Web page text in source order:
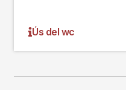
Ús del wc